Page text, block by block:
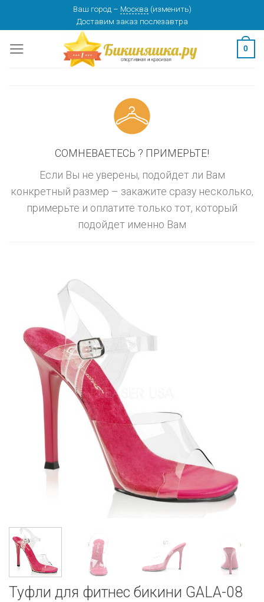
content
Ваш город – Москва (изменить)
Доставим заказ послезавтра
0
СОМНЕВАЕТЕСЬ ? ПРИМЕРЬТЕ!
Если Вы не уверены, подойдет ли Вам
конкретный размер – закажите сразу несколько,
примерьте и оплатите только тот, который
подойдет именно Вам
Туфли для фитнес бикини GALA-08
изменить